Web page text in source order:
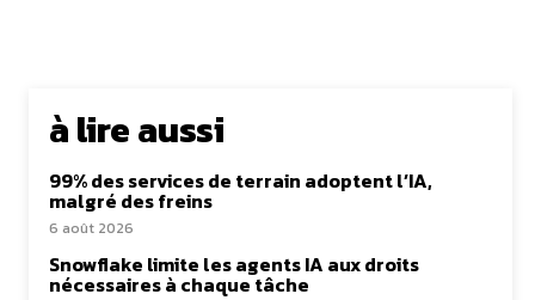
à lire aussi
99% des services de terrain adoptent l’IA,
malgré des freins
6 août 2026
Snowflake limite les agents IA aux droits
nécessaires à chaque tâche